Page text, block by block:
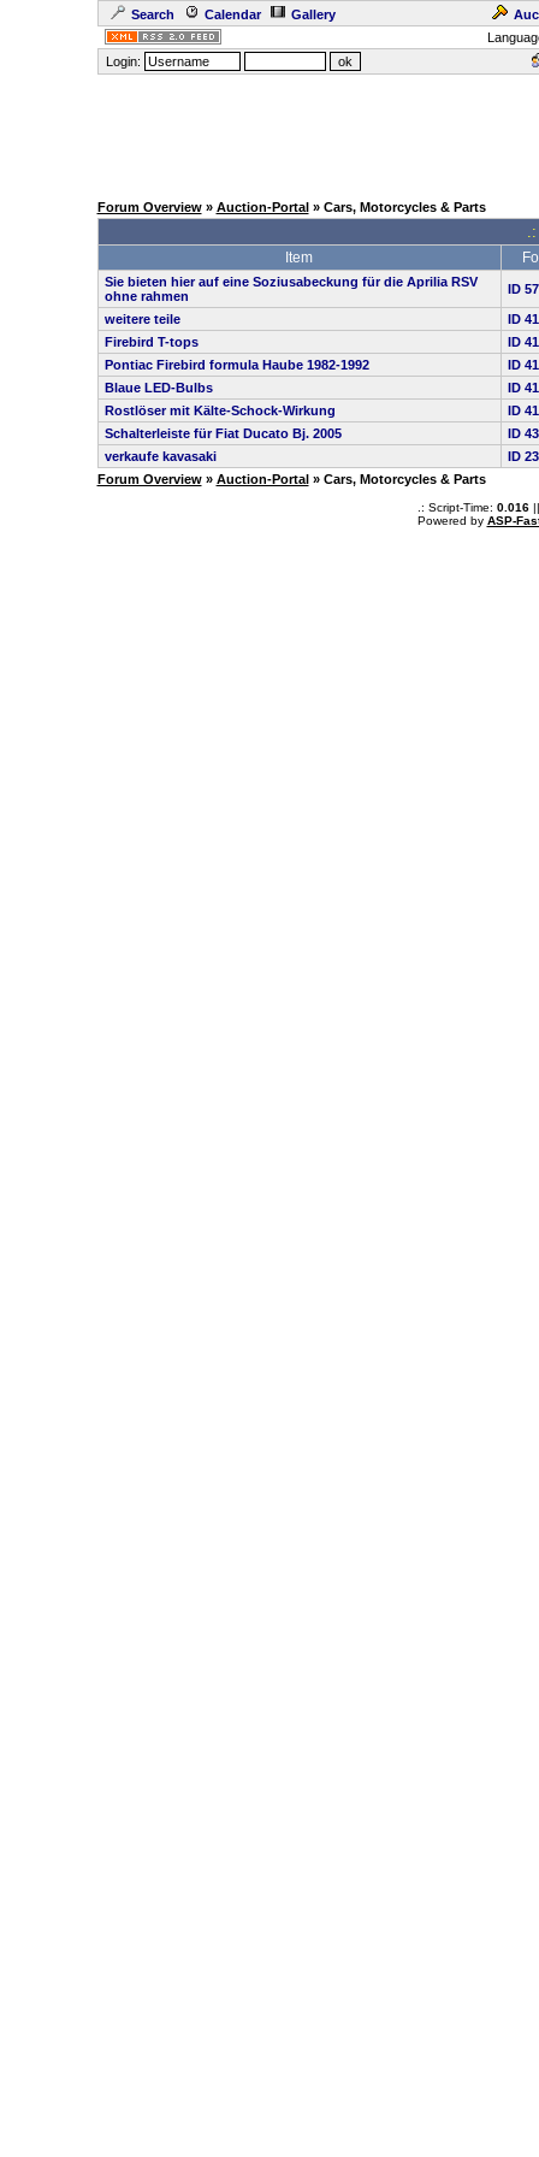
Search Calendar Gallery
Login:
Forum Overview» Auction-Portal » Cars, Motorcycles & Parts
Item
Sie bieten hier auf eine Soziusabeckung für die Aprilia RSV
ohne rahmen
ID
weitere teile
ID
Firebird T-tops
ID
Pontiac Firebird formula Haube 1982-1992
ID
Blaue LED-Bulbs
ID
Rostlöser mit Kälte-Schock-Wirkung
ID
Schalterleiste für Fiat Ducato Bj. 2005
ID
verkaufe kavasaki
ID
Forum Overview» Auction-Portal » Cars, Motorcycles & Parts
.: Script-Time: 0.016||
Powered by ASP-